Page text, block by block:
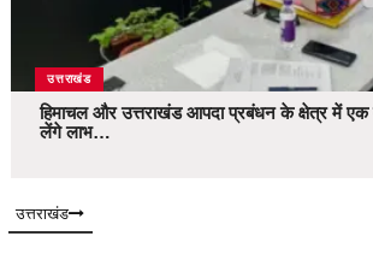
उत्तराखंड
हिमाचल और उत्तराखंड आपदा प्रबंधन के क्षेत्र में
लेंगे लाभ…
उत्तराखंड